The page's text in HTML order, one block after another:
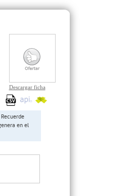
Recuerde
en el
Descargar ficha